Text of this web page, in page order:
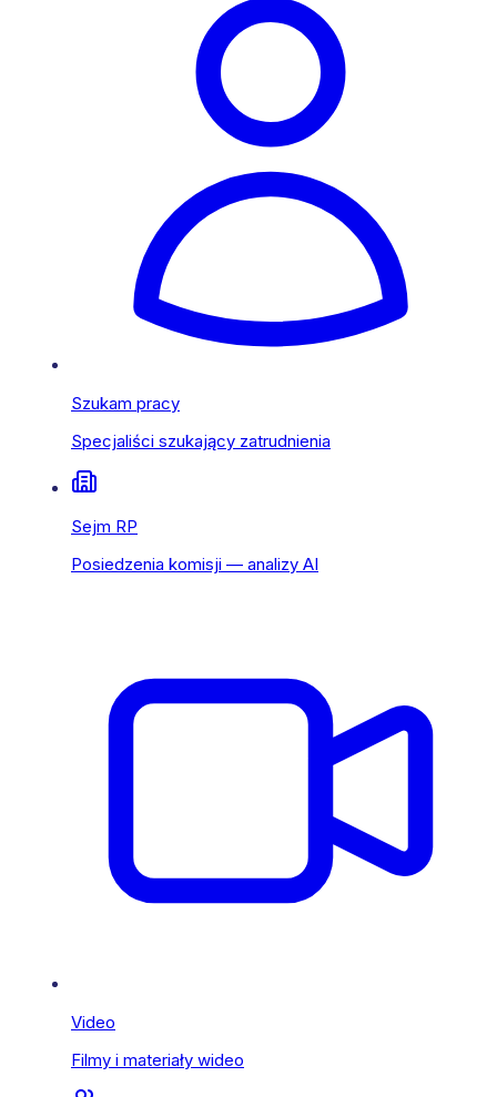
Szukam pracy
Specjaliści szukający zatrudnienia
Sejm RP
Posiedzenia komisji — analizy AI
Video
Filmy i materiały wideo